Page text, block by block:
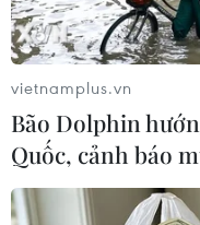
Sáng nay, gần
thành bài thi môn
phổ thông quốc
giáo viên môn
Hocmai đã có
thi.
Đề thi như sau:
vietnamplus.vn
Bão Dolphin
Quốc, cảnh báo